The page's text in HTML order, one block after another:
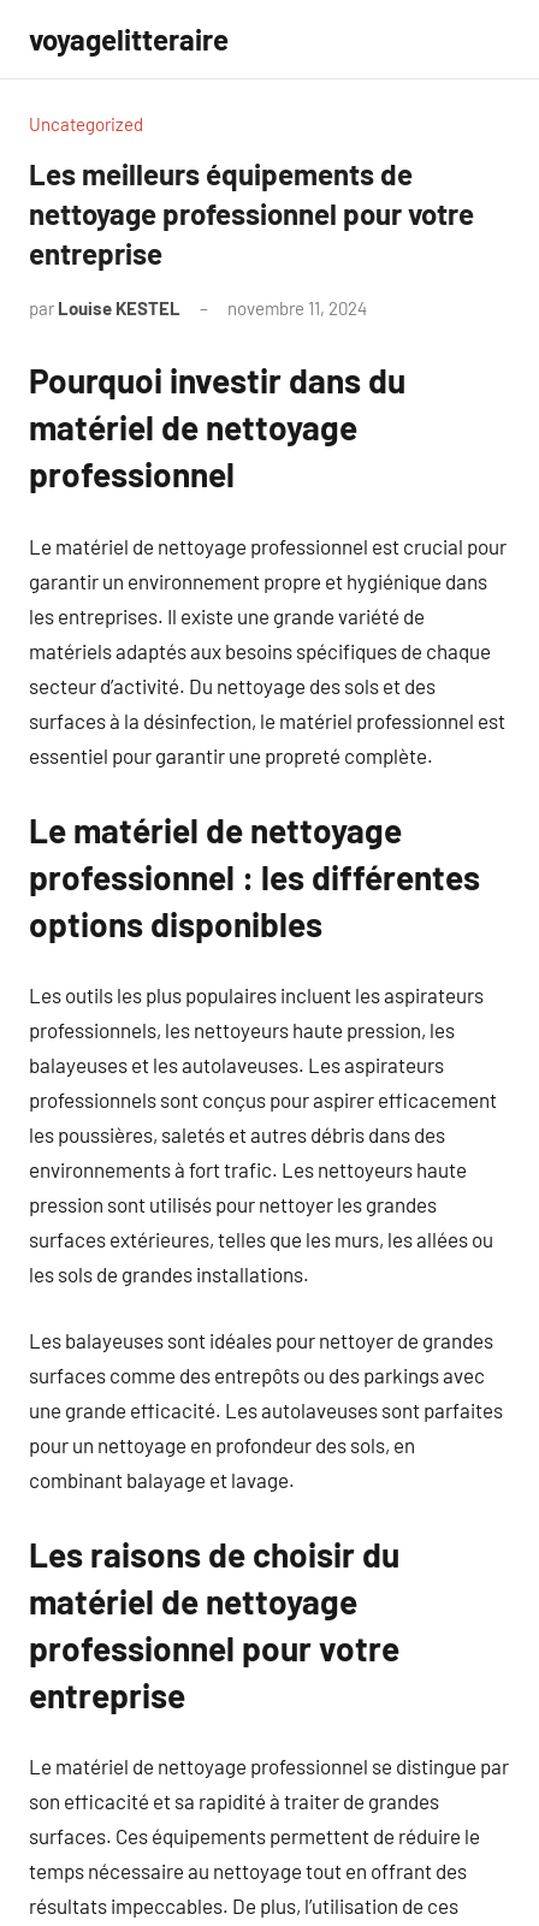
contenu
voyagelitteraire
Uncategorized
Les meilleurs équipements de
nettoyage professionnel pour votre
entreprise
par Louise KESTEL novembre 11, 2024
Pourquoi investir dans du
matériel de nettoyage
professionnel
Le matériel de nettoyage professionnel est crucial pour
garantir un environnement propre et hygiénique dans
les entreprises. Il existe une grande variété de
matériels adaptés aux besoins spécifiques de chaque
secteur d’activité. Du nettoyage des sols et des
surfaces à la désinfection, le matériel professionnel est
essentiel pour garantir une propreté complète.
Le matériel de nettoyage
professionnel : les différentes
options disponibles
Les outils les plus populaires incluent les aspirateurs
professionnels, les nettoyeurs haute pression, les
balayeuses et les autolaveuses. Les aspirateurs
professionnels sont conçus pour aspirer efficacement
les poussières, saletés et autres débris dans des
environnements à fort trafic. Les nettoyeurs haute
pression sont utilisés pour nettoyer les grandes
surfaces extérieures, telles que les murs, les allées ou
les sols de grandes installations.
Les balayeuses sont idéales pour nettoyer de grandes
surfaces comme des entrepôts ou des parkings avec
une grande efficacité. Les autolaveuses sont parfaites
pour un nettoyage en profondeur des sols, en
combinant balayage et lavage.
Les raisons de choisir du
matériel de nettoyage
professionnel pour votre
entreprise
Le matériel de nettoyage professionnel se distingue par
son efficacité et sa rapidité à traiter de grandes
surfaces. Ces équipements permettent de réduire le
temps nécessaire au nettoyage tout en offrant des
résultats impeccables. De plus, l’utilisation de ces